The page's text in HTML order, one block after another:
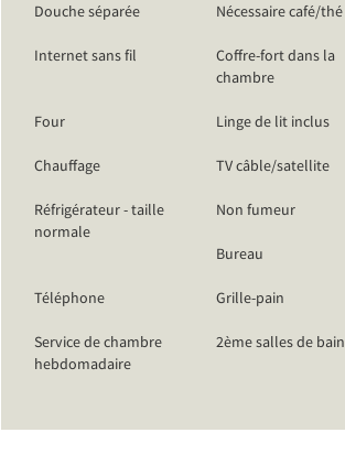
Douche séparée Nécessaire café/thé
Internet sans fil
Coffre-fort dans la
chambre
Four Linge de lit inclus
Chauffage TV câble/satellite
Réfrigérateur - taille
normale
Non fumeur
Bureau
Téléphone Grille-pain
Service de chambre
hebdomadaire
2ème salles de bain